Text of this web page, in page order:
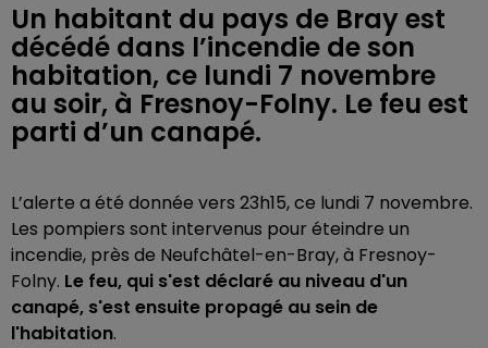
Un habitant du pays de Bray est
décédé dans l’incendie de son
habitation, ce lundi 7 novembre
au soir, à Fresnoy-Folny. Le feu est
parti d’un canapé.
L’alerte a été donnée vers 23h15, ce lundi 7 novembre.
Les pompiers sont intervenus pour éteindre un
incendie, près de Neufchâtel-en-Bray, à Fresnoy-
Folny. Le feu, qui s'est déclaré au niveau d'un
canapé, s'est ensuite propagé au sein de
l'habitation.